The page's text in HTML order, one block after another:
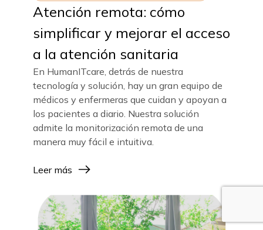
Atención remota: cómo
simplificar y mejorar el acceso
a la atención sanitaria
En HumanITcare, detrás de nuestra
tecnología y solución, hay un gran equipo de
médicos y enfermeras que cuidan y apoyan a
los pacientes a diario. Nuestra solución
admite la monitorización remota de una
manera muy fácil e intuitiva.
Leer más